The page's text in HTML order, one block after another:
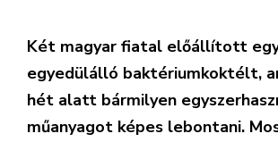
Két magyar fiatal előállított
egyedülálló baktériumkoktélt,
hét alatt bármilyen
műanyagot képes lebontani.